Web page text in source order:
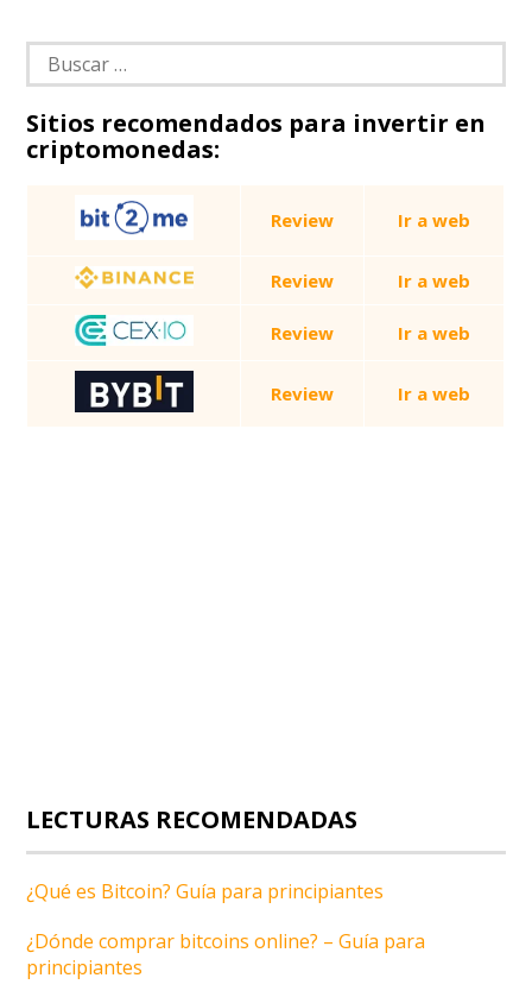
Buscar:
Sitios recomendados para invertir en
criptomonedas:
Review Ir a web
Review Ir a web
Review Ir a web
Review Ir a web
LECTURAS RECOMENDADAS
¿Qué es Bitcoin? Guía para principiantes
¿Dónde comprar bitcoins online? – Guía para
principiantes